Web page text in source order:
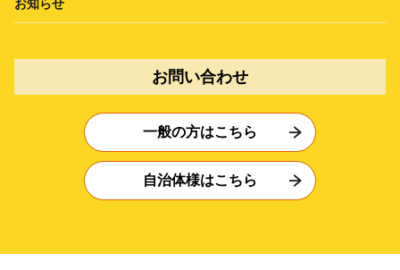
お知らせ
お問い合わせ
一般の方はこちら
自治体様はこちら